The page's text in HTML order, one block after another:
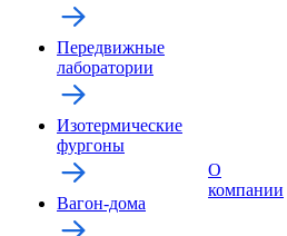
Передвижные
лаборатории
Изотермические
фургоны
Вагон-дома
О
компании